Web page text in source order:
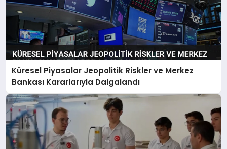
Küresel Piyasalar Jeopolitik Riskler ve Merkez
Bankası Kararlarıyla Dalgalandı